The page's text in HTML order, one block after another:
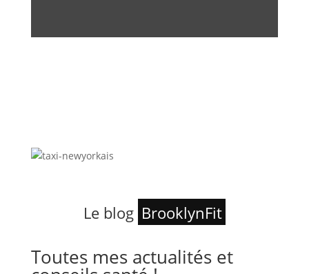
Le blog BrooklynFit
Toutes mes actualités et